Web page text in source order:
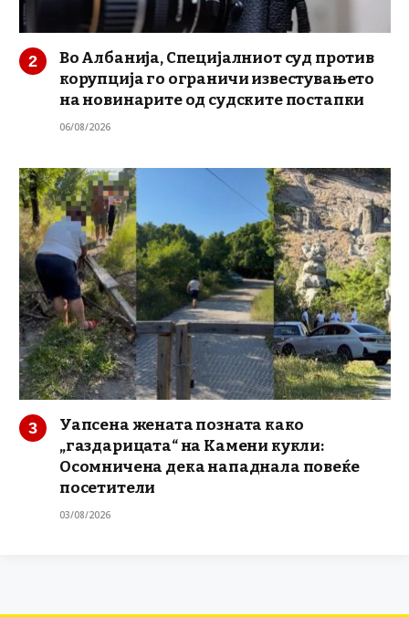
Во Албанија, Специјалниот суд против
корупција го ограничи известувањето
на новинарите од судските постапки
06/08/2026
Уапсена жената позната како
„газдарицата“ на Камени кукли:
Осомничена дека нападнала повеќе
посетители
03/08/2026